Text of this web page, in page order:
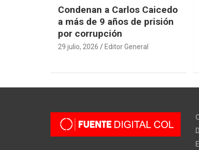
Condenan a Carlos Caicedo
a más de 9 años de prisión
por corrupción
29 julio, 2026 Editor General